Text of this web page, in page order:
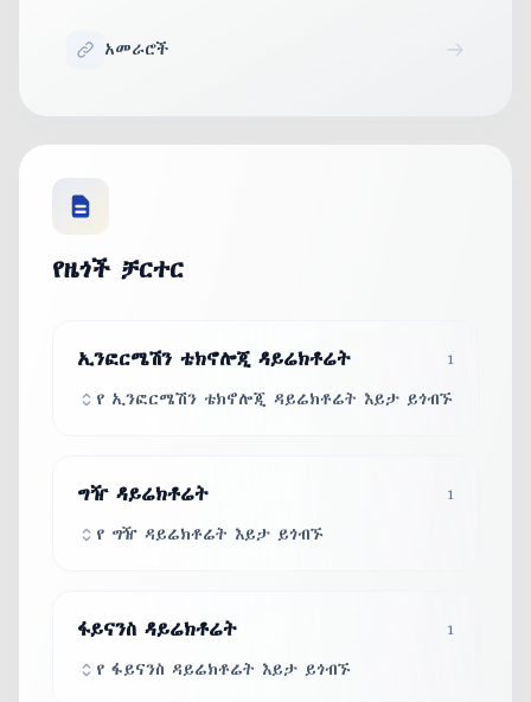
አመራሮች
የዜጎች ቻርተር
ኢንፎርሜሽን ቴክኖሎጂ ዳይሬክቶሬት 1
የ ኢንፎርሜሽን ቴክኖሎጂ ዳይሬክቶሬት እይታ ይጎብኙ
ግዥ ዳይሬክቶሬት 1
የ ግዥ ዳይሬክቶሬት እይታ ይጎብኙ
ፋይናንስ ዳይሬክቶሬት 1
የ ፋይናንስ ዳይሬክቶሬት እይታ ይጎብኙ